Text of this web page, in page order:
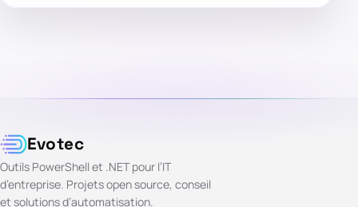
Evotec
Outils PowerShell et .NET pour l’IT
d’entreprise. Projets open source, conseil
et solutions d’automatisation.